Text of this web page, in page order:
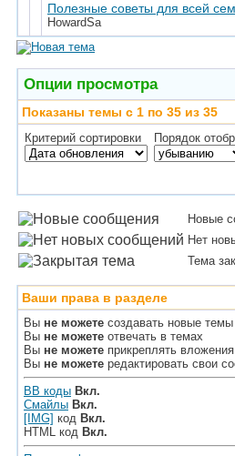
Полезные советы для всей
HowardSa
Опции просмотра
Показаны темы с 1 по 35 из 35
Критерий сортировки Порядок
Новые
Нет
Тема
Ваши права в разделе
Вы не можете создавать новые темы
Вы не можете отвечать в темах
Вы не можете прикреплять вложения
Вы не можете редактировать свои
BB коды Вкл.
Смайлы Вкл.
[IMG] код Вкл.
HTML код Вкл.